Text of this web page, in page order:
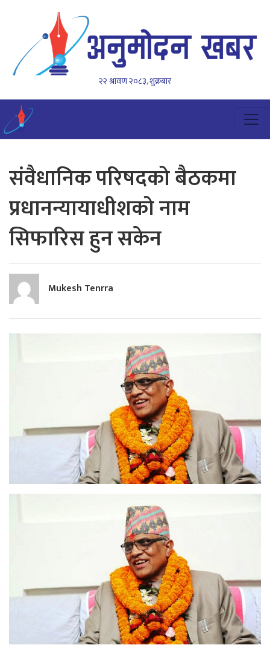
२२ श्रावण २०८३, शुक्रबार
संवैधानिक परिषदको बैठकमा
प्रधानन्यायाधीशको नाम
सिफारिस हुन सकेन
Mukesh Tenrra